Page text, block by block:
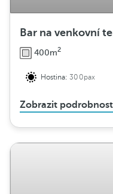
Bar na venkovní
400m2
Hostina:300pax
Zobrazit